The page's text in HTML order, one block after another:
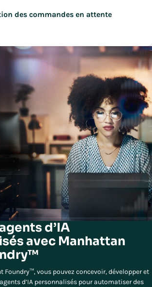
des commandes en attente
d’IA
avec Manhattan
Foundry™, vous pouvez concevoir, développer et
d’IA personnalisés pour automatiser des